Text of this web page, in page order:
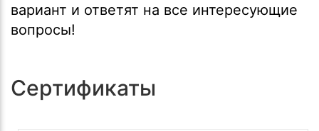
вариант и ответят на все интересующие
вопросы!
Сертификаты